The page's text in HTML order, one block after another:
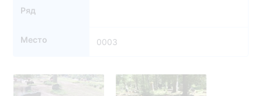
Ряд
Место 0003